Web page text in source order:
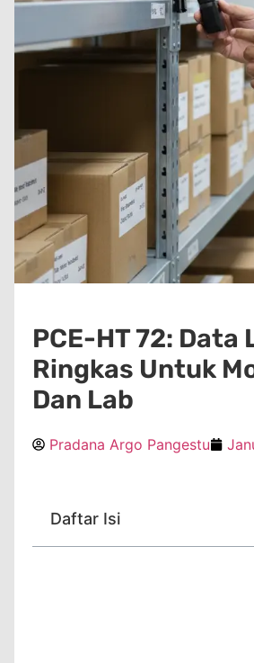
PCE-HT 72: Data
Ringkas Untuk
Dan Lab
Pradana Argo Pangestu
Daftar Isi